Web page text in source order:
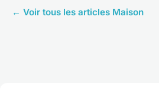
← Voir tous les articles Maison